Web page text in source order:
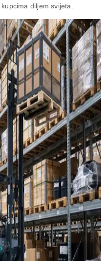
diljem svijeta.